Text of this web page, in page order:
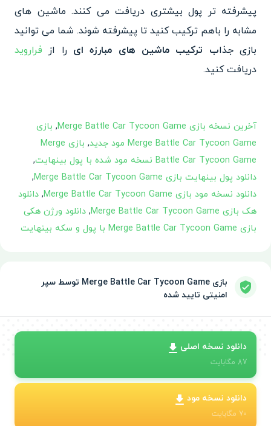
پیشرفته تر پول بیشتری دریافت می کنند. ماشین های
مشابه را باهم ترکیب کنید تا پیشرفته شوند. شما می توانید
بازی جذاب ترکیب ماشین های مبارزه ای را از فراروید
دریافت کنید.
آخرین نسخه بازی Merge Battle Car Tycoon Game , بازی
Merge Battle Car Tycoon Game مود جدید
,
بازی Merge
Battle Car Tycoon Game نسخه مود شده با پول بینهایت
,
دانلود پول بینهایت بازی Merge Battle Car Tycoon Game
,
دانلود نسخه مود بازی Merge Battle Car Tycoon Game
, دانلود
هک بازی Merge Battle Car Tycoon Game
, دانلود ورژن هکی
بازی Merge Battle Car Tycoon Game با پول و سکه بینهایت
بازی Merge Battle Car Tycoon Game توسط سپر
امنیتی تایید شده
دانلود نسخه اصلی
87 مگابایت
دانلود نسخه مود
70 مگابایت